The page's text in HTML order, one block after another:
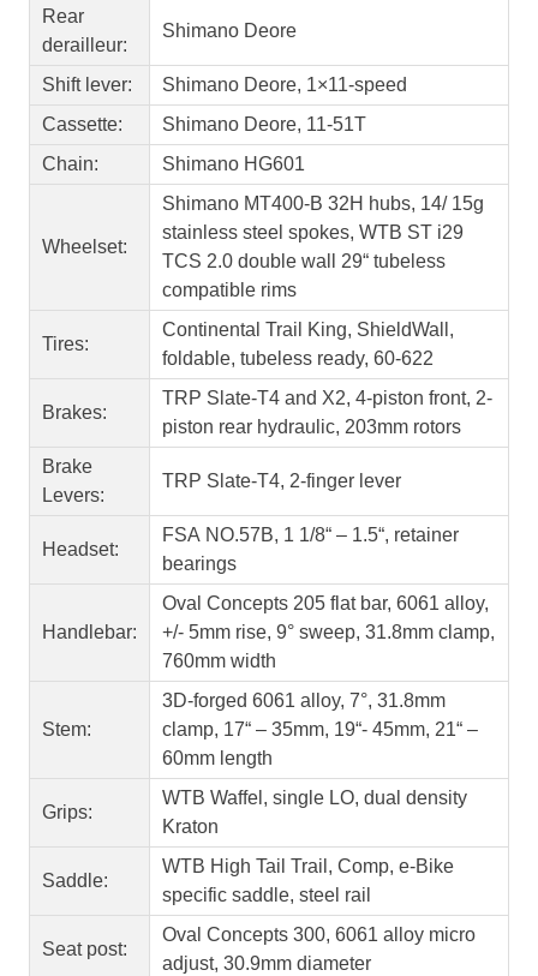
Rear
derailleur:
Shimano Deore
Shift lever:
Shimano Deore, 1×11-speed
Cassette:
Shimano Deore, 11-51T
Chain:
Shimano HG601
Wheelset:
Shimano MT400-B 32H hubs, 14/ 15g
stainless steel spokes, WTB ST i29
TCS 2.0 double wall 29“ tubeless
compatible rims
Tires:
Continental Trail King, ShieldWall,
foldable, tubeless ready, 60-622
Brakes:
TRP Slate-T4 and X2, 4-piston front, 2-
piston rear hydraulic, 203mm rotors
Brake
Levers:
TRP Slate-T4, 2-finger lever
Headset:
FSA NO.57B, 1 1/8“ – 1.5“, retainer
bearings
Handlebar:
Oval Concepts 205 flat bar, 6061 alloy,
+/- 5mm rise, 9° sweep, 31.8mm clamp,
760mm width
Stem:
3D-forged 6061 alloy, 7°, 31.8mm
clamp, 17“ – 35mm, 19“- 45mm, 21“ –
60mm length
Grips:
WTB Waffel, single LO, dual density
Kraton
Saddle:
WTB High Tail Trail, Comp, e-Bike
specific saddle, steel rail
Seat post:
Oval Concepts 300, 6061 alloy micro
adjust, 30.9mm diameter